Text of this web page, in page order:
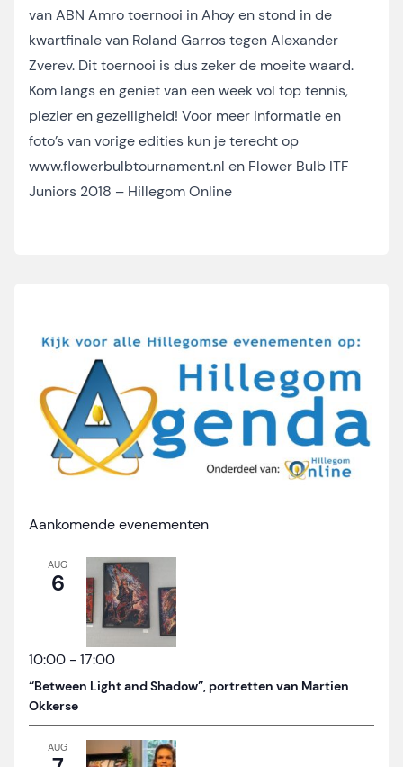
van ABN Amro toernooi in Ahoy en stond in de
kwartfinale van Roland Garros tegen Alexander
Zverev. Dit toernooi is dus zeker de moeite waard.
Kom langs en geniet van een week vol top tennis,
plezier en gezelligheid! Voor meer informatie en
foto’s van vorige edities kun je terecht op
www.flowerbulbtournament.nl en Flower Bulb ITF
Juniors 2018 – Hillegom Online
Aankomende evenementen
AUG
6
10:00 -17:00
“Between Light and Shadow”, portretten van Martien
Okkerse
AUG